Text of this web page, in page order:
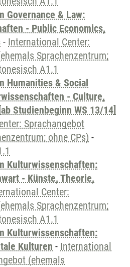
Governance & Law:
- Public Economics,
- International Center:
Sprachenzentrum;
A1.1
Humanities & Social
- Culture,
Studienbeginn WS 13/14]
Sprachangebot
ohne CPs) -
Kulturwissenschaften:
- Künste, Theorie,
Center:
Sprachenzentrum;
A1.1
Kulturwissenschaften:
Kulturen - International
(ehemals